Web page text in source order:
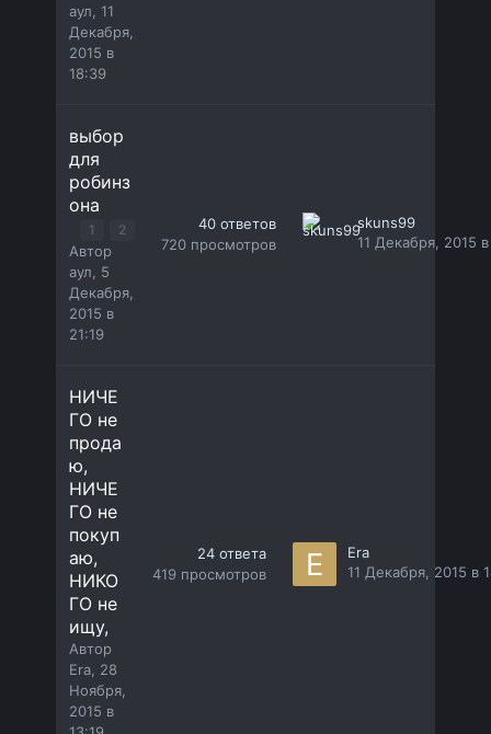
аул ,11
Декабря,
2015 в
18:39
выбор
для
робинз
она
1 2
Автор
аул
5
Декабря,
2015 в
21:19
40 ответов
720 просмотров
skuns99
11 Декабря, 2015
НИЧЕ
ГО не
прода
ю,
НИЧЕ
ГО не
покуп
аю,
НИКО
ГО не
ищу,
Автор
Era 28
Ноября,
2015 в
24 ответа
419 просмотров
Era
11 Декабря, 2015 в